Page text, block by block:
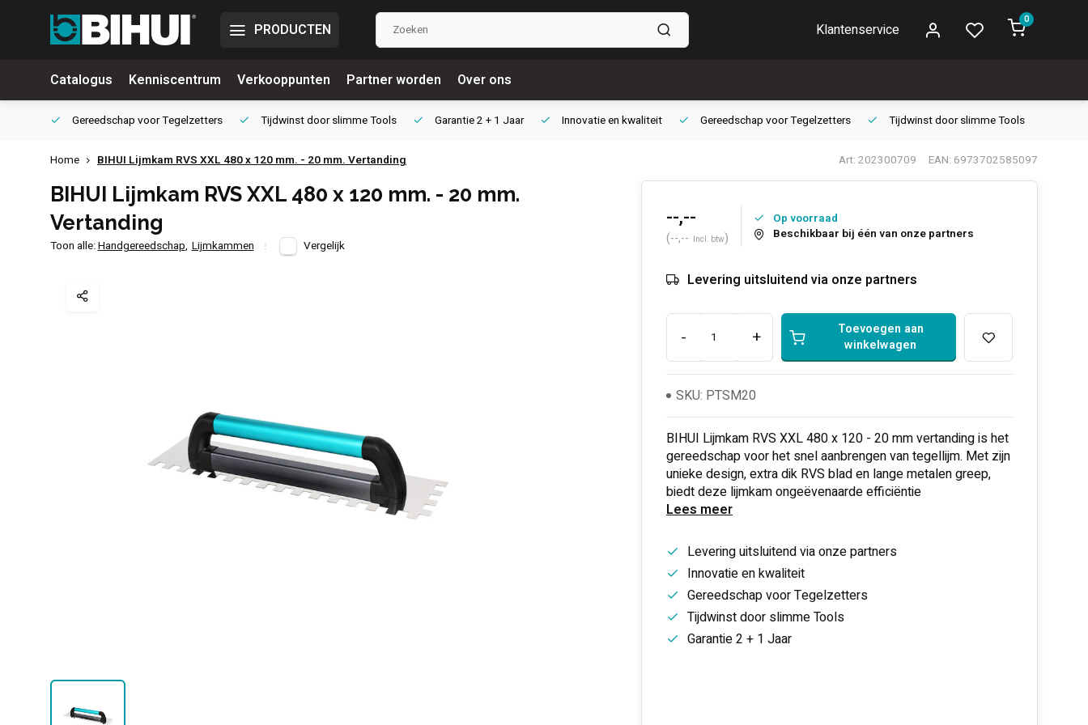
PRODUCTEN Klantenservice
0
Catalogus Kenniscentrum Verkooppunten Partner worden Over ons
Gereedschap voorTegelzetters Tijdwinst doorslimme Tools Garantie2 + 1 Jaar Innovatieen kwaliteit Gereedschap voorTegelzetters Tijdwinst doorslimme Tools
Home BIHUI Lijmkam RVS XXL 480 x 120 mm. - 20 mm. Vertanding Art: 202300709 EAN: 6973702585097
BIHUI Lijmkam RVS XXL 480 x 120 mm. - 20 mm.
Vertanding
Toon alle:Handgereedschap, Lijmkammen Vergelijk
--,--
(--,-- Incl. btw)
Op voorraad
Beschikbaar bij één van onze partners
Levering uitsluitend via onze partners
- +
Toevoegen aan
winkelwagen
SKU: PTSM20
BIHUI Lijmkam RVS XXL 480 x 120 - 20 mm vertanding is het
gereedschap voor het snel aanbrengen van tegellijm. Met zijn
unieke design, extra dik RVS blad en lange metalen greep,
biedt deze lijmkam ongeëvenaarde efficiëntie
Lees meer
Levering uitsluitend via onze partners
Innovatie en kwaliteit
Gereedschap voor Tegelzetters
Tijdwinst door slimme Tools
Garantie 2 + 1 Jaar